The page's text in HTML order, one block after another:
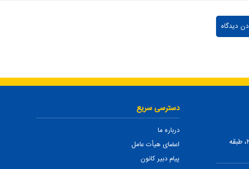
تهران، ضلع شمالی بلوار میرداماد، بین نفت و شمس تبریزی، پلاک ۲۰۷، طبقه
دسترسی سریع
درباره ما
اعضای هیأت عامل
پیام دبیر کانون